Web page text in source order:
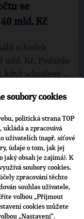
se
mld. Kč
schodek
mld. Kč. Podařilo
když schválený ...
170 171 ... 229
soubory cookies
politická strana TOP
ukládá a zpracovává
uživatelích (např. síťové
údaje o tom, jak jej
jaký obsah je zajímá). K
soubory cookies.
zpracování těchto
souhlas uživatele,
volbou „Přijmout
cookies můžete
„Nastavení“.